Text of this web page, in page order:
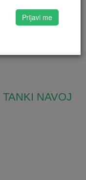
Prijavi me
NAVOJ